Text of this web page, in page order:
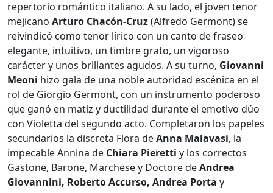
repertorio romántico italiano. A su lado, el joven tenor
mejicano Arturo Chacón-Cruz(Alfredo Germont) se
reivindicó como tenor lírico con un canto de fraseo
elegante, intuitivo, un timbre grato, un vigoroso
carácter y unos brillantes agudos. A su turno, Giovanni
Meoni hizo gala de una noble autoridad escénica en el
rol de Giorgio Germont, con un instrumento poderoso
que ganó en matiz y ductilidad durante el emotivo dúo
con Violetta del segundo acto. Completaron los papeles
secundarios la discreta Flora deAnna Malavasi, la
impecable Annina de Chiara Pieretti y los correctos
Gastone, Barone, Marchese y Doctore deAndrea
Giovannini, Roberto Accurso, Andrea Porta y